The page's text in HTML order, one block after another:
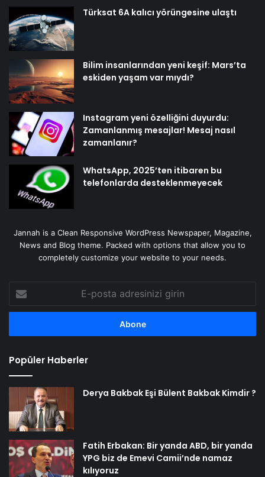
Türksat 6A kalıcı yörüngesine ulaştı
Bilim insanlarından yeni keşif: Mars’ta
eskiden yaşam var mıydı?
Instagram yeni özelliğini duyurdu:
Zamanlanmış mesajlar! Mesaj nasıl
zamanlanır?
WhatsApp, 2025’ten itibaren bu
telefonlarda desteklenmeyecek
Jannah is a Clean Responsive WordPress Newspaper, Magazine,
News and Blog theme. Packed with options that allow you to
completely customize your website to your needs.
posta
adresinizi
Popüler Haberler
Derya Bakbak Eşi Bülent Bakbak Kimdir ?
Fatih Erbakan: Bir yanda ABD, bir yanda
YPG biz de Emevi Camii’nde namaz
kılıyoruz